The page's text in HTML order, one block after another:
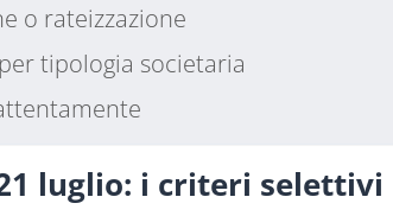
o rateizzazione
tipologia societaria
luglio: i criteri selettivi